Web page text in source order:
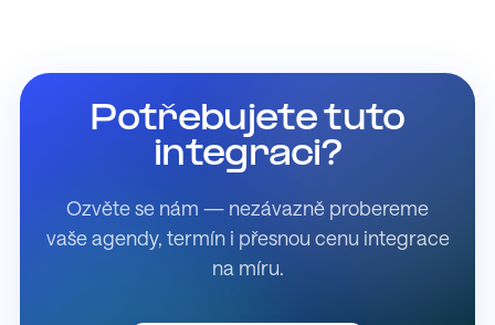
Potřebujete tuto
integraci?
Ozvěte se nám — nezávazně probereme
vaše agendy, termín i přesnou cenu integrace
na míru.